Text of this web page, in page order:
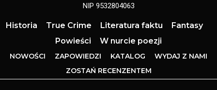
NIP 9532804063
Historia True Crime Literatura faktu
Fantasy
Powieści
W nurcie poezji
NOWOŚCI ZAPOWIEDZI KATALOG
WYDAJ Z NAMI
ZOSTAŃ RECENZENTEM